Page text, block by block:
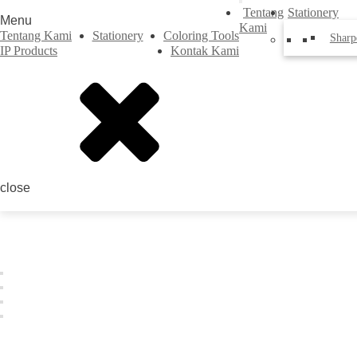
Menu
Tentang Kami
Stationery
Coloring Tools
IP Products
Kontak Kami
close
Tentang
Kami
Stationery